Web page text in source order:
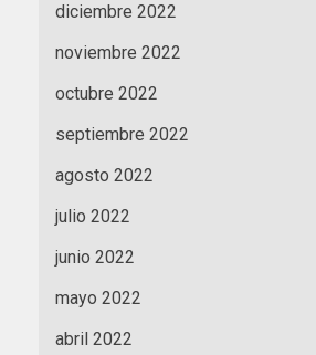
diciembre 2022
noviembre 2022
octubre 2022
septiembre 2022
agosto 2022
julio 2022
junio 2022
mayo 2022
abril 2022